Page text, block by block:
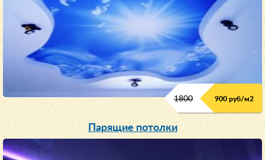
1800 900 руб/м2
Парящие потолки